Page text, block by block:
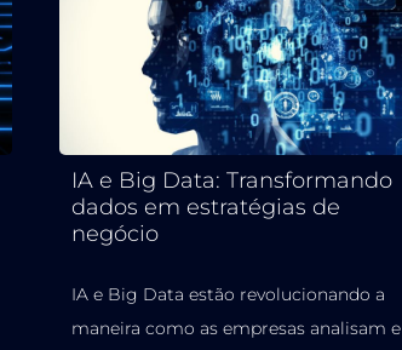
IA e Big Data: Transformando
dados em estratégias de
negócio
IA e Big Data estão revolucionando a
maneira como as empresas analisam e